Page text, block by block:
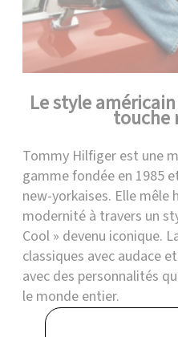
Le style
touche
Tommy Hilfiger est une
gamme fondée en 1985
new-yorkaises. Elle mêle
modernité à travers un
Cool » devenu iconique.
classiques avec audace
avec des personnalités
le monde entier.